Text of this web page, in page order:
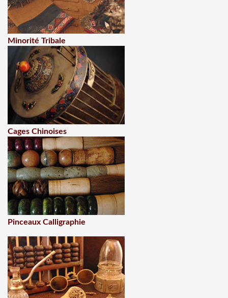
Minorité Tribale
Cages Chinoises
Pinceaux Calligraphie